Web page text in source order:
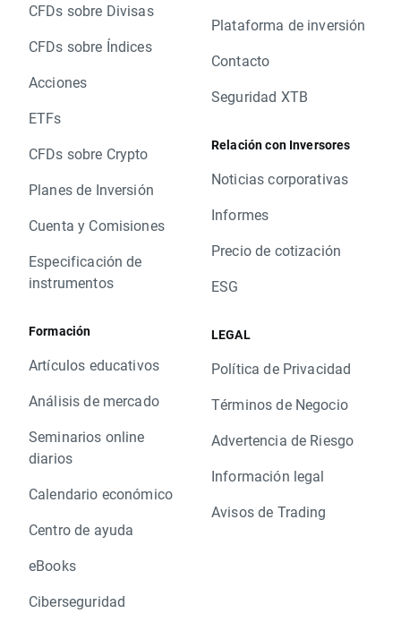
CFDs sobre Divisas
CFDs sobre Índices
Acciones
ETFs
CFDs sobre Crypto
Planes de Inversión
Cuenta y Comisiones
Especificación de
instrumentos
Formación
Artículos educativos
Análisis de mercado
Seminarios online
diarios
Calendario económico
Centro de ayuda
eBooks
Ciberseguridad
Plataforma de inversión
Contacto
Seguridad XTB
Relación con Inversores
Noticias corporativas
Informes
Precio de cotización
ESG
LEGAL
Política de Privacidad
Términos de Negocio
Advertencia de Riesgo
Información legal
Avisos de Trading